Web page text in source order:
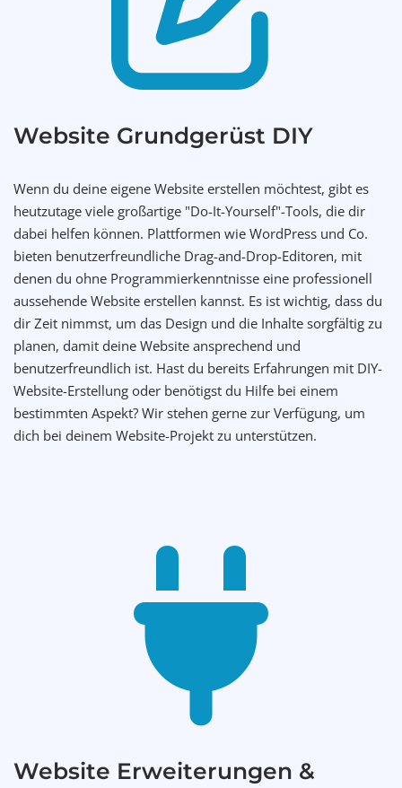
Website Grundgerüst DIY
Wenn du deine eigene Website erstellen möchtest, gibt es
heutzutage viele großartige "Do-It-Yourself"-Tools, die dir
dabei helfen können. Plattformen wie WordPress und Co.
bieten benutzerfreundliche Drag-and-Drop-Editoren, mit
denen du ohne Programmierkenntnisse eine professionell
aussehende Website erstellen kannst. Es ist wichtig, dass du
dir Zeit nimmst, um das Design und die Inhalte sorgfältig zu
planen, damit deine Website ansprechend und
benutzerfreundlich ist. Hast du bereits Erfahrungen mit DIY-
Website-Erstellung oder benötigst du Hilfe bei einem
bestimmten Aspekt? Wir stehen gerne zur Verfügung, um
dich bei deinem Website-Projekt zu unterstützen.
Website Erweiterungen &